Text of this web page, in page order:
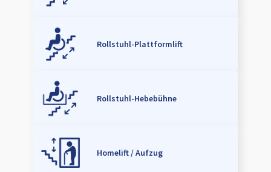
Rollstuhl-Plattformlift
Rollstuhl-Hebebühne
Homelift / Aufzug